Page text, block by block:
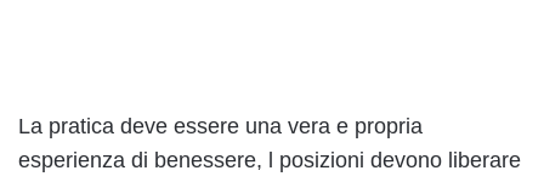
La pratica deve essere una vera e propria
esperienza di benessere, l posizioni devono liberare